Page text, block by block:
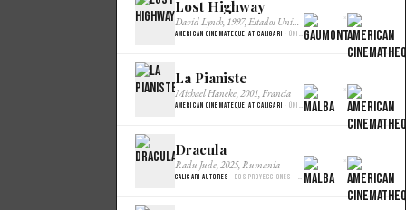
Lost Highway
David Lynch, 1997, Estados Unidos
American Cinemateque at Caligari · Única · Gaumont
×
La Pianiste
Michael Haneke, 2001, Francia
American Cinemateque at Caligari · Única · Gaumont
×
Dracula
Radu Jude, 2025, Rumania
Caligari Autores · Dos proyecciones · Malba Cine
×